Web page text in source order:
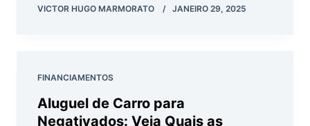
VICTOR HUGO MARMORATO JANEIRO 29, 2025
FINANCIAMENTOS
Aluguel de Carro para
Negativados: Veja Quais as